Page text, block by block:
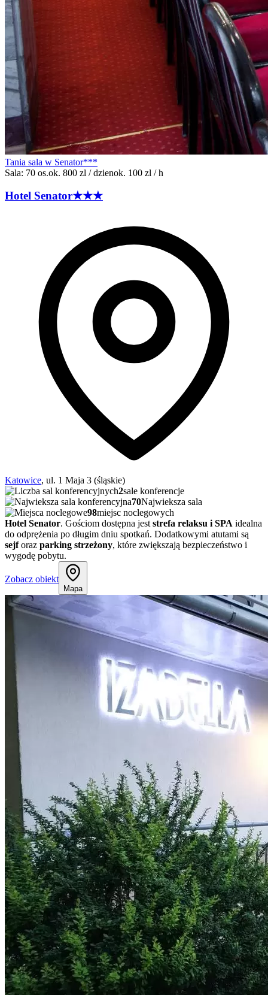
Tania sala w Senator***
Sala: 70 os.ok. 800 zl / dzienok. 100 zl / h
Hotel Senator★★★
Katowice, ul. 1 Maja 3 (śląskie)
2sale konferencje
70Najwieksza sala
98miejsc noclegowych
Hotel Senator. Gościom dostępna jest strefa relaksu i SPA idealna
do odprężenia po długim dniu spotkań. Dodatkowymi atutami są
sejforaz parking strzeżony, które zwiększają bezpieczeństwo i
wygodę pobytu.
Zobacz obiekt
Mapa